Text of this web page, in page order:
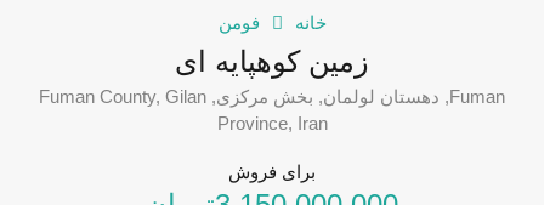
خانه فومن
زمین کوهپایه ای
Fuman, دهستان لولمان, بخش مرکزی, Fuman County, Gilan
Province, Iran
برای فروش